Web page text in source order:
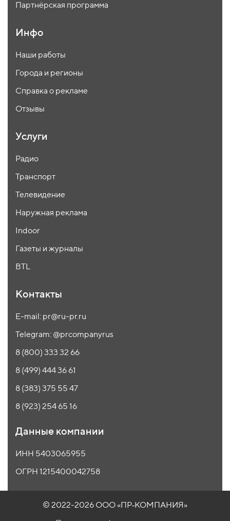
Партнёрская программа
Инфо
Наши работы
Города и регионы
Справка о рекламе
Отзывы
Услуги
Радио
Транспорт
Телевидение
Наружная реклама
Indoor
Газеты и журналы
BTL
Контакты
E-mail: pr@ru-pr.ru
Telegram: @prcompanyrus
8 (800) 333 32 66
8 (499) 444 36 61
8 (383) 375 55 47
8 (923) 254 65 16
Данные компании
ИНН 5403065955
ОГРН 1215400042758
© 2022-2026 ООО «ПР‑КОМПАНИЯ»